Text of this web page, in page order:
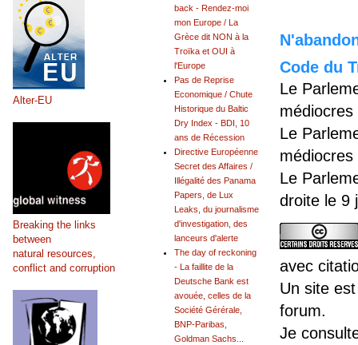
Code du
Le
Le
Le
droite le 9
avec
Un site
forum.
Je
back - Rendez-moi
mon Europe / La
Grèce dit NON à la
Troïka et OUI à
l'Europe
Pas de Reprise
Economique / Chute
Historique du Baltic
Dry Index - BDI, 10
ans de Récession
Directive Européenne
Secret des Affaires /
Illégalité des Panama
Papers, de Lux
Leaks, du journalisme
d'investigation, des
lanceurs d'alerte
The day of reckoning
- La faillite de la
Deutsche Bank est
avouée, celles de la
Société Gérérale,
BNP-Paribas,
Goldman Sachs...
Alter-EU
Breaking the links
between
natural resources,
conflict and corruption